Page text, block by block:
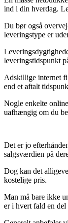
ind i din hverdag.
Du bør også
leveringstype er
leveringstidspunkt
Adskillige internet
end et aftalt
Nogle enkelte
uafhængig om du
Det er jo
salgsværdien på
Dog kan det
kostelige pris.
Man må bare ikke
er i hvert fald en